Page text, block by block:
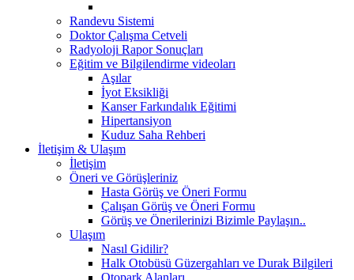
Randevu Sistemi
Doktor Çalışma Cetveli
Radyoloji Rapor Sonuçları
Eğitim ve Bilgilendirme videoları
Aşılar
İyot Eksikliği
Kanser Farkındalık Eğitimi
Hipertansiyon
Kuduz Saha Rehberi
İletişim & Ulaşım
İletişim
Öneri ve Görüşleriniz
Hasta Görüş ve Öneri Formu
Çalışan Görüş ve Öneri Formu
Görüş ve Önerilerinizi Bizimle Paylaşın..
Ulaşım
Nasıl Gidilir?
Halk Otobüsü Güzergahları ve Durak Bilgileri
Otopark Alanları